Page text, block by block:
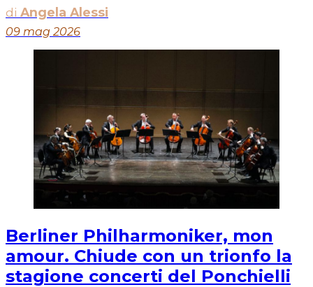
di Angela Alessi
09 mag 2026
Berliner Philharmoniker, mon
amour. Chiude con un trionfo la
stagione concerti del Ponchielli